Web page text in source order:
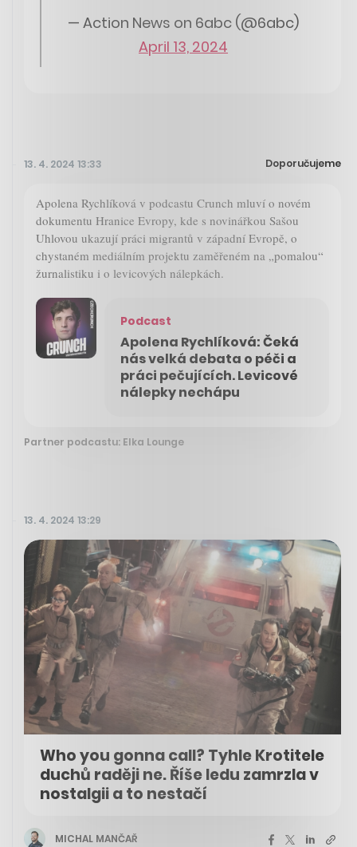
— Action News on 6abc (@6abc)
April 13, 2024
13. 4. 2024 13:33 Doporučujeme
Apolena Rychlíková v podcastu Crunch mluví o novém
dokumentu Hranice Evropy, kde s novinářkou Sašou
Uhlovou ukazují práci migrantů v západní Evropě, o
chystaném mediálním projektu zaměřeném na „pomalou“
žurnalistiku i o levicových nálepkách.
Podcast
Apolena Rychlíková: Čeká
nás velká debata o péči a
práci pečujících. Levicové
nálepky nechápu
Partner podcastu: Elka Lounge
13. 4. 2024 13:29
Who you gonna call? Tyhle Krotitele
duchů raději ne. Říše ledu zamrzla v
nostalgii a to nestačí
MICHAL MANČAŘ